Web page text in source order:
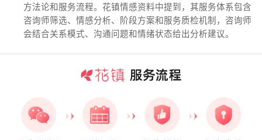
方法论和服务流程。花镇情感资料中提到，其服务体系包含
咨询师筛选、情感分析、阶段方案和服务质检机制，咨询师
会结合关系模式、沟通问题和情绪状态给出分析建议。